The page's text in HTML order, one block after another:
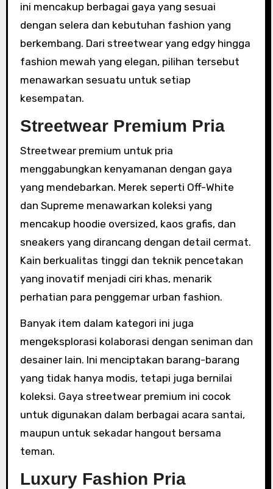
ini mencakup berbagai gaya yang sesuai
dengan selera dan kebutuhan fashion yang
berkembang. Dari streetwear yang edgy hingga
fashion mewah yang elegan, pilihan tersebut
menawarkan sesuatu untuk setiap
kesempatan.
Streetwear Premium Pria
Streetwear premium untuk pria
menggabungkan kenyamanan dengan gaya
yang mendebarkan. Merek seperti Off-White
dan Supreme menawarkan koleksi yang
mencakup hoodie oversized, kaos grafis, dan
sneakers yang dirancang dengan detail cermat.
Kain berkualitas tinggi dan teknik pencetakan
yang inovatif menjadi ciri khas, menarik
perhatian para penggemar urban fashion.
Banyak item dalam kategori ini juga
mengeksplorasi kolaborasi dengan seniman dan
desainer lain. Ini menciptakan barang-barang
yang tidak hanya modis, tetapi juga bernilai
koleksi. Gaya streetwear premium ini cocok
untuk digunakan dalam berbagai acara santai,
maupun untuk sekadar hangout bersama
teman.
Luxury Fashion Pria